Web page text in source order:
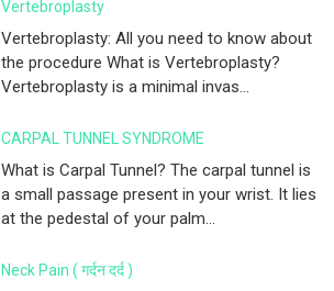
Vertebroplasty
Vertebroplasty: All you need to know about
the procedure What is Vertebroplasty?
Vertebroplasty is a minimal invas...
CARPAL TUNNEL SYNDROME
What is Carpal Tunnel? The carpal tunnel is
a small passage present in your wrist. It lies
at the pedestal of your palm...
Neck Pain ( गर्दन दर्द )